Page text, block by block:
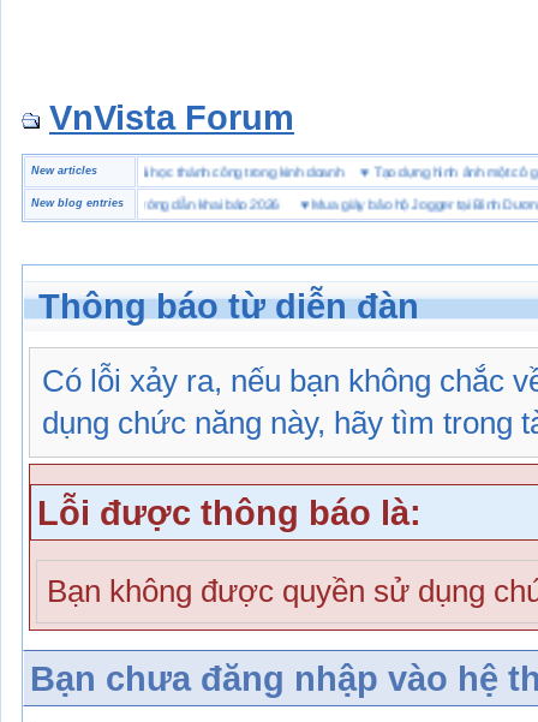
VnVista Forum
New articles
biệt” của Microsoft ♥4 bài học thành công trong kinh doanh♥Tạo dựng hình ảnh
New blog entries
hải quan là gì? Hướng dẫn khai báo 2026♥ Mua giày bảo hộ Jogger tại Bình Dương ở
Thông báo từ diễn đàn
Có lỗi xảy ra, nếu bạn không chắc
dụng chức năng này, hãy tìm trong
Lỗi được thông báo là:
Bạn không được quyền sử dụng
Bạn chưa đăng nhập vào hệ